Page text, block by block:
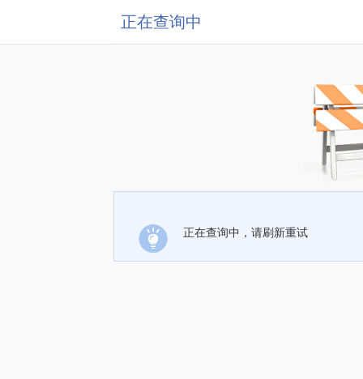
正在查询中
正在查询中，请刷新重试